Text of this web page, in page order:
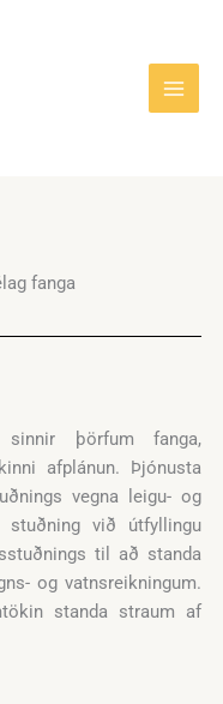
fanga
þörfum fanga,
afplánun. Þjónusta
vegna leigu- og
stuðning við útfyllingu
til að standa
og vatnsreikningum.
standa straum af